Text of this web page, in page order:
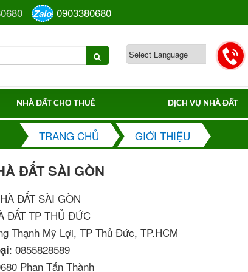
Zalo 0903380680
NHÀ ĐẤT CHO THUÊ DỊCH VỤ NHÀ ĐẤT
TRANG CHỦ GIỚI THIỆU
ĐẤT SÀI GÒN
ĐẤT SÀI GÒN
ĐẤT TP THỦ ĐỨC
Thạnh Mỹ Lợi, TP Thủ Đức, TP.HCM
: 0855828589
Phan Tấn Thành